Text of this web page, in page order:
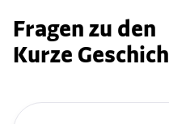
Fragen zu den
Kurze